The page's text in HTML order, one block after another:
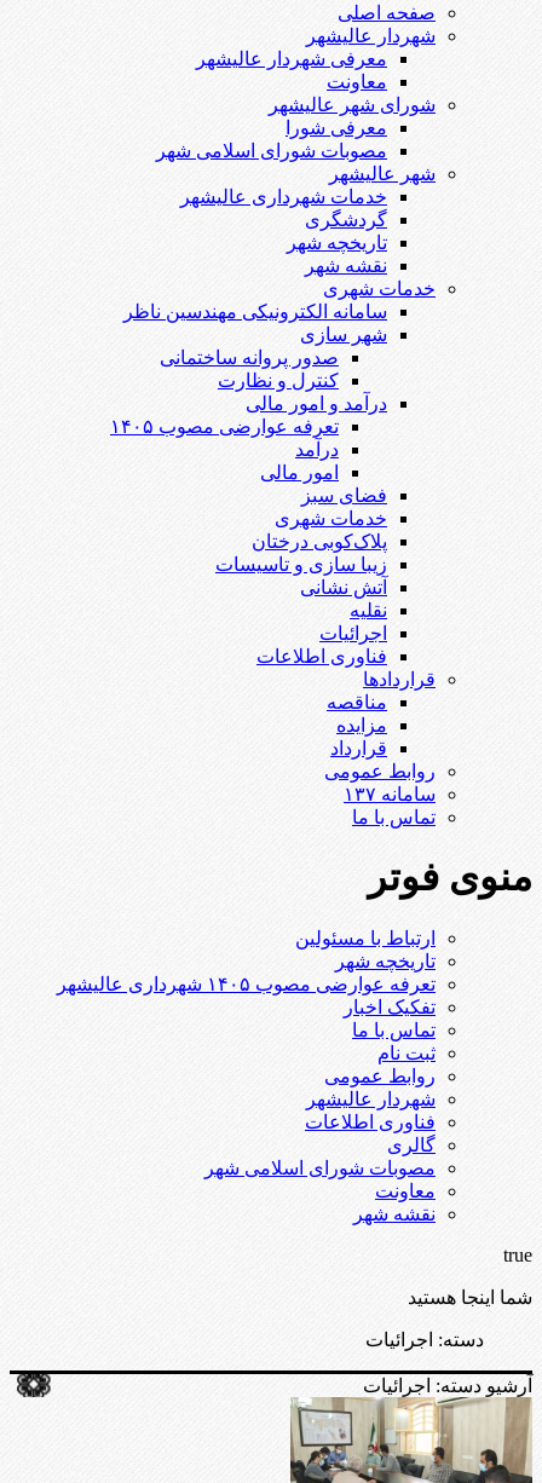
صفحه اصلی
شهردار عالیشهر
معرفی شهردار عالیشهر
معاونت
شورای شهر عالیشهر
معرفی شورا
مصوبات شورای اسلامی شهر
شهر عالیشهر
خدمات شهرداری عالیشهر
گردشگری
تاریخچه شهر
نقشه شهر
خدمات شهری
سامانه الکترونیکی مهندسین ناظر
شهر سازی
صدور پروانه ساختمانی
کنترل و نظارت
درآمد و امور مالی
تعرفه عوارضی مصوب ۱۴۰۵
درآمد
امور مالی
فضای سبز
خدمات شهری
پلاک‌کوبی درختان
زیبا سازی و تاسیسات
آتش نشانی
نقلیه
اجرائیات
فناوری اطلاعات
قراردادها
مناقصه
مزایده
قرارداد
روابط عمومی
سامانه ۱۳۷
تماس با ما
منوی فوتر
ارتباط با مسئولین
تاریخچه شهر
تعرفه عوارضی مصوب ۱۴۰۵ شهرداری عالیشهر
تفکیک اخبار
تماس با ما
ثبت نام
روابط عمومی
شهردار عالیشهر
فناوری اطلاعات
گالری
مصوبات شورای اسلامی شهر
معاونت
نقشه شهر
true
شما اینجا هستید
دسته: اجرائیات
آرشیو دسته: اجرائیات